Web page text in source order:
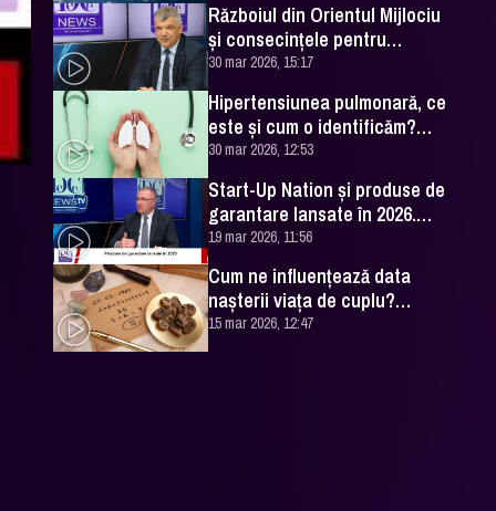
Războiul din Orientul Mijlociu
și consecințele pentru
România. Excelența Sa Ovidiu
Dranga, interviu
30 mar 2026, 15:17
Hipertensiunea pulmonară, ce
este și cum o identificăm?
Explicațiile unui medic
specialist
30 mar 2026, 12:53
Start-Up Nation și produse de
garantare lansate în 2026.
Cătălin Leonte (FNGCIMM), la
DC News
19 mar 2026, 11:56
Cum ne influențează data
nașterii viața de cuplu?
Numerologul Romeo Popescu
are explicațiile
15 mar 2026, 12:47